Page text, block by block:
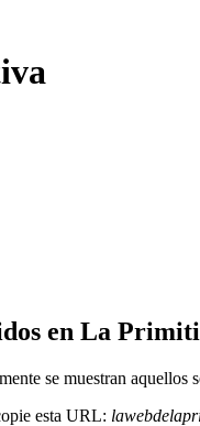
en La
se muestran aquellos
esta URL: